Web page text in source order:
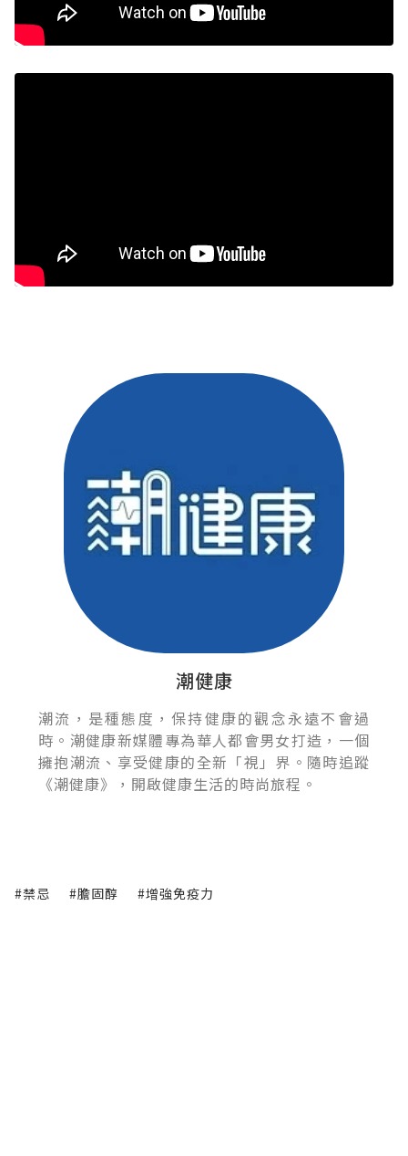
潮健康
潮流，是種態度，保持健康的觀念永遠不會過
時。潮健康新媒體專為華人都會男女打造，一個
擁抱潮流、享受健康的全新「視」界。隨時追蹤
《潮健康》，開啟健康生活的時尚旅程。
#禁忌 #膽固醇 #增強免疫力